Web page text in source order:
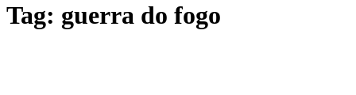
Tag: guerra do fogo